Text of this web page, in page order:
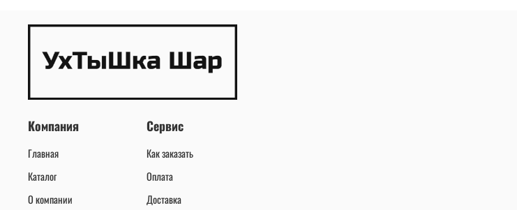
Компания
Главная
Каталог
О компании
Сервис
Как заказать
Оплата
Доставка